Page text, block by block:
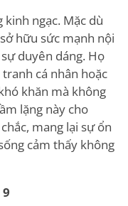
kinh ngạc. Mặc dù
hữu sức mạnh nội
duyên dáng. Họ
cá nhân hoặc
khăn mà không
lặng này cho
mang lại sự ổn
cảm thấy không